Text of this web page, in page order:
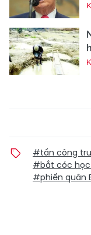
#tấn công
#bắt cóc học
#phiến quân